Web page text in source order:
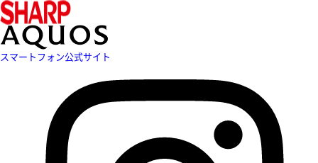
スマートフォン公式サイト